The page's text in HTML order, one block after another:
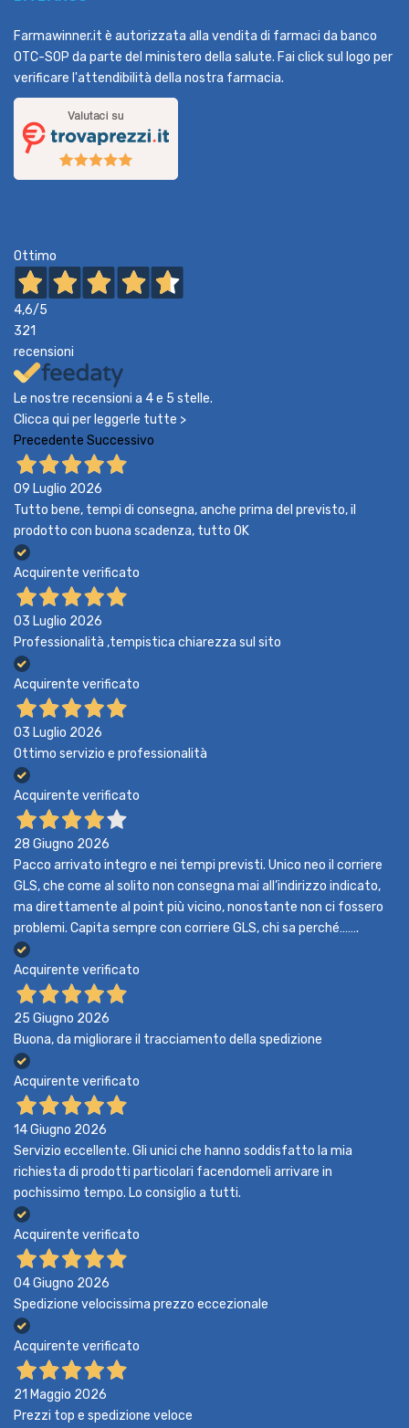
Farmawinner.it è autorizzata alla vendita di farmaci da banco
OTC-SOP da parte del ministero della salute. Fai click sul logo per
verificare l'attendibilità della nostra farmacia.
Ottimo
4,6/5
321
recensioni
Le nostre recensioni a 4 e 5 stelle.
Clicca qui per leggerle tutte >
Precedente Successivo
09 Luglio 2026
Tutto bene, tempi di consegna, anche prima del previsto, il
prodotto con buona scadenza, tutto OK
Acquirente verificato
03 Luglio 2026
Professionalità ,tempistica chiarezza sul sito
Acquirente verificato
03 Luglio 2026
Ottimo servizio e professionalità
Acquirente verificato
28 Giugno 2026
Pacco arrivato integro e nei tempi previsti. Unico neo il corriere
GLS, che come al solito non consegna mai all’indirizzo indicato,
ma direttamente al point più vicino, nonostante non ci fossero
problemi. Capita sempre con corriere GLS, chi sa perché…….
Acquirente verificato
25 Giugno 2026
Buona, da migliorare il tracciamento della spedizione
Acquirente verificato
14 Giugno 2026
Servizio eccellente. Gli unici che hanno soddisfatto la mia
richiesta di prodotti particolari facendomeli arrivare in
pochissimo tempo. Lo consiglio a tutti.
Acquirente verificato
04 Giugno 2026
Spedizione velocissima prezzo eccezionale
Acquirente verificato
21 Maggio 2026
Prezzi top e spedizione veloce